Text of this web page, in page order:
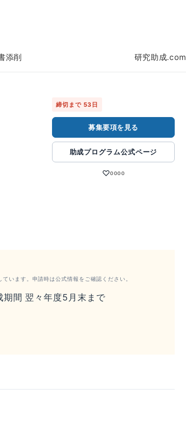
添削 研究助成.com
締切まで 53日
募集要項を見る
助成プログラム公式ページ
♡0000
います。申請時は公式情報をご確認ください。
間 翌々年度5月末まで